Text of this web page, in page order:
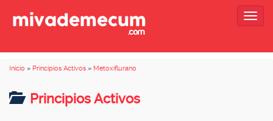
Inicio » Principios Activos » Metoxiflurano
Principios Activos